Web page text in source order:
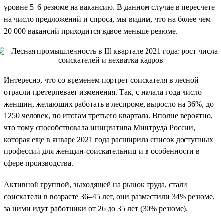
уровне 5–6 резюме на вакансию. В данном случае в пересчете
на число предложений и спроса, мы видим, что на более чем
20 000 вакансий приходится вдвое меньше резюме.
Интересно, что со временем портрет соискателя в лесной
отрасли претерпевает изменения. Так, с начала года число
женщин, желающих работать в леспроме, выросло на 36%, до
1250 человек, по итогам третьего квартала. Вполне вероятно,
что тому способствовала инициатива Минтруда России,
которая еще в январе 2021 года расширила список доступных
профессий для женщин-соискательниц и в особенности в
сфере производства.
Активной группой, выходящей на рынок труда, стали
соискатели в возрасте 36–45 лет, они разместили 34% резюме,
за ними идут работники от 26 до 35 лет (30% резюме).